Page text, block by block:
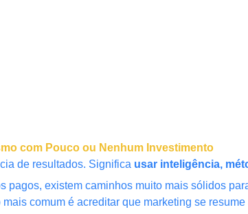
com Pouco ou Nenhum Investimento
de resultados. Significa usar inteligência,
existem caminhos muito mais sólidos
comum é acreditar que marketing se